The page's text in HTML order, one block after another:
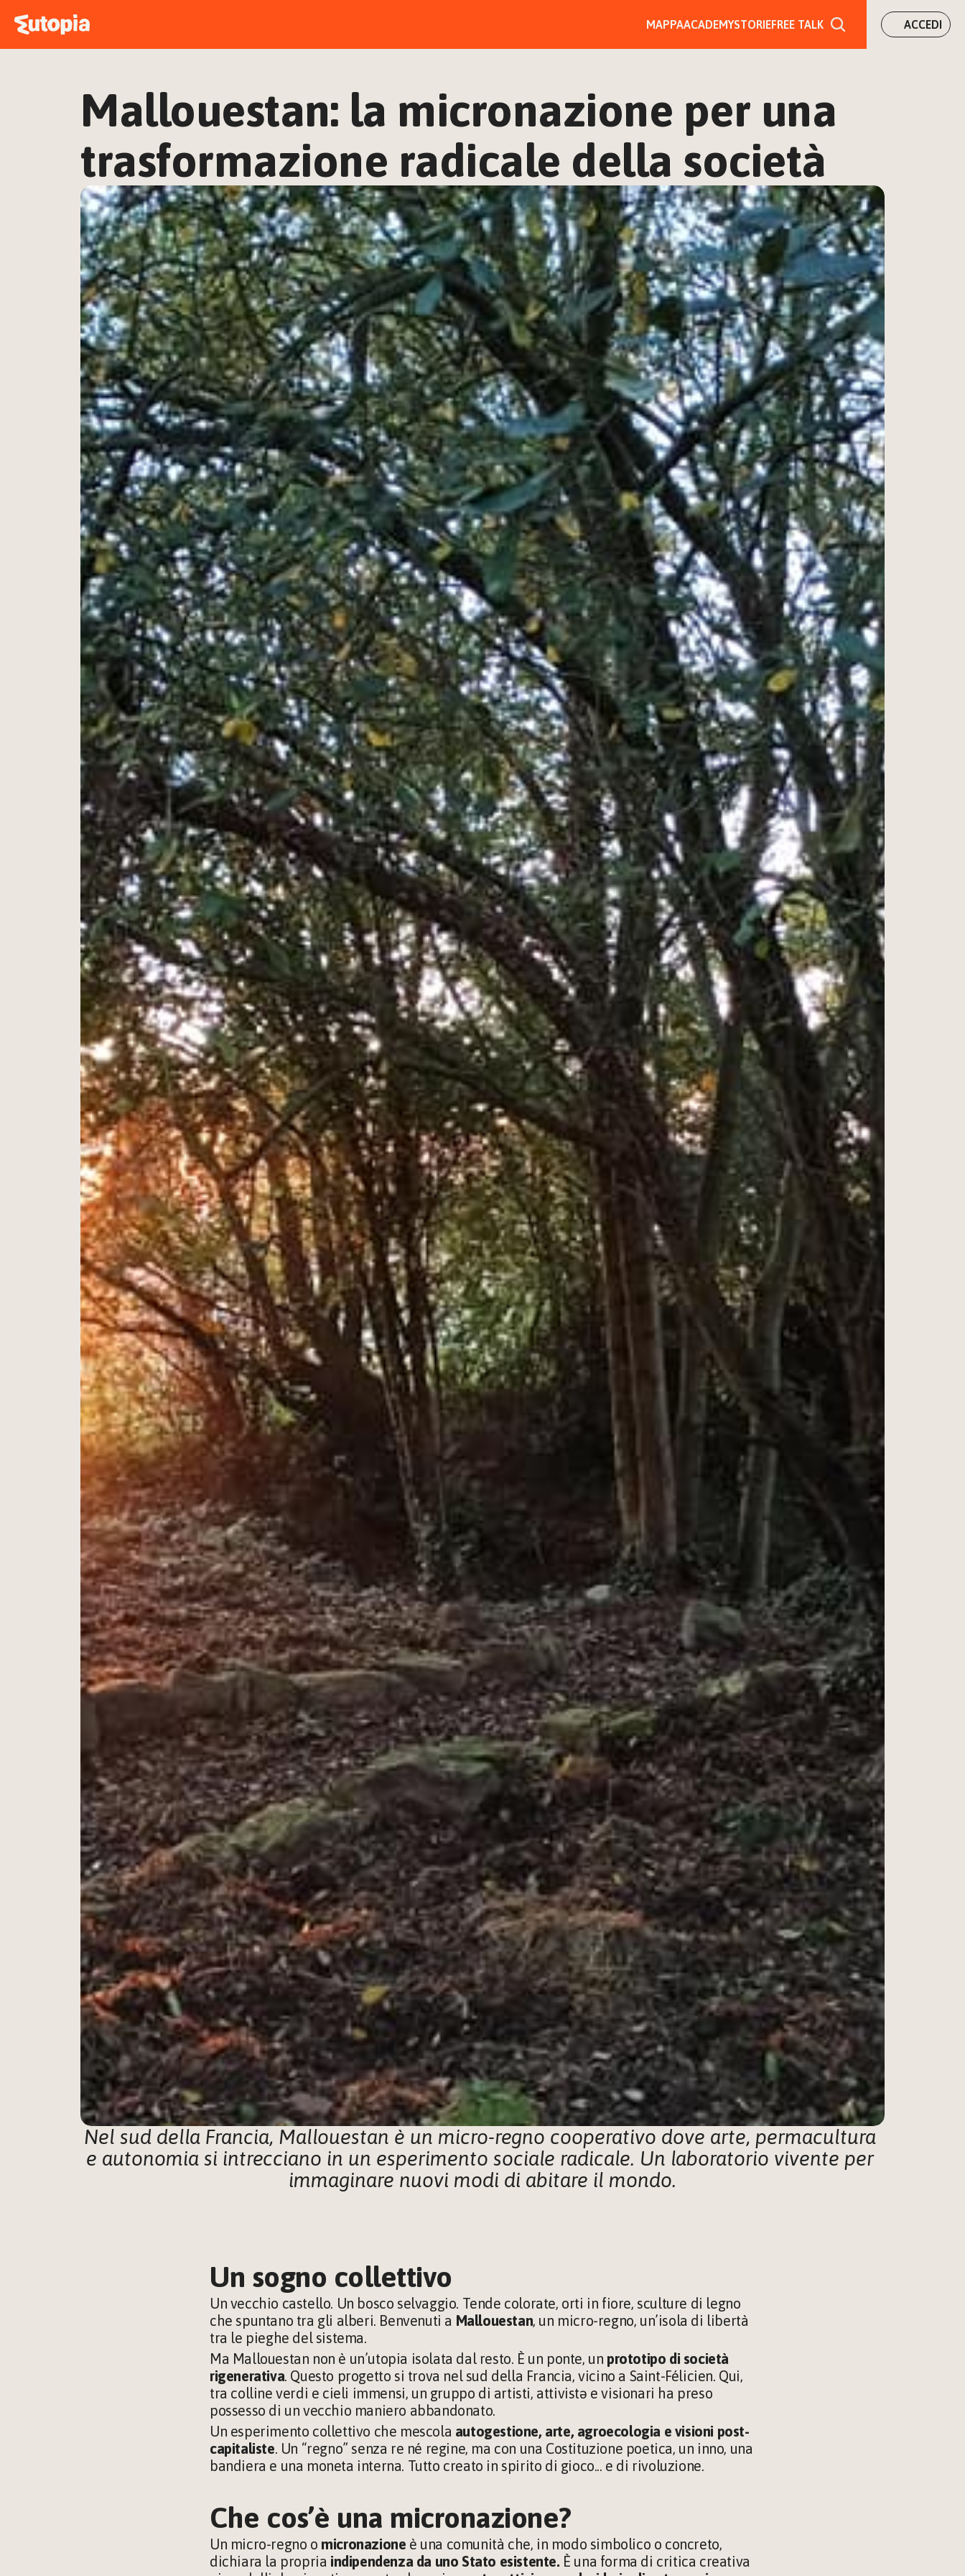
MAPPAACADEMYSTORIEFREE TALK ACCEDI
Mallouestan: la micronazione per una
trasformazione radicale della società
Nel sud della Francia, Mallouestan è un micro-regno cooperativo dove arte, permacultura
e autonomia si intrecciano in un esperimento sociale radicale. Un laboratorio vivente per
immaginare nuovi modi di abitare il mondo.
Un sogno collettivo
Un vecchio castello. Un bosco selvaggio. Tende colorate, orti in fiore, sculture di legno
che spuntano tra gli alberi. Benvenuti a Mallouestan, un micro-regno, un’isola di libertà
tra le pieghe del sistema.
Ma Mallouestan non è un’utopia isolata dal resto. È un ponte, un prototipo di società
rigenerativa. Questo progetto si trova nel sud della Francia, vicino a Saint-Félicien. Qui,
tra colline verdi e cieli immensi, un gruppo di artisti, attivistə e visionari ha preso
possesso di un vecchio maniero abbandonato.
Un esperimento collettivo che mescola autogestione, arte, agroecologia e visioni post-
capitaliste. Un “regno” senza re né regine, ma con una Costituzione poetica, un inno, una
bandiera e una moneta interna. Tutto creato in spirito di gioco... e di rivoluzione.
Che cos’è una micronazione?
Un micro-regno o micronazione è una comunità che, in modo simbolico o concreto,
dichiara la propria indipendenza da uno Stato esistente. È una forma di critica creativa